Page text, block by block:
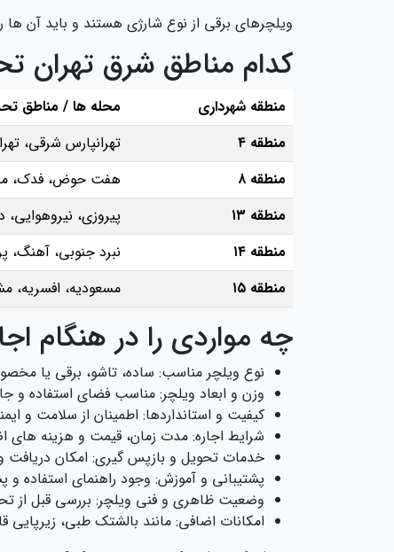
ویلچرهای برقی از نوع شارژی هستند و باید آن
کدام مناطق شرق تهران
منطقه شهرداری
محله‌ ها / مناطق
منطقه ۴
تهرانپارس شرقی،
منطقه ۸
هفت‌ حوض، فدک،
منطقه ۱۳
پیروزی، نیروهوایی،
منطقه ۱۴
نبرد جنوبی، آهنگ،
منطقه ۱۵
مسعودیه، افسریه،
چه مواردی را در هنگام
نوع ویلچر مناسب: ساده، تاشو، برقی یا
وزن و ابعاد ویلچر: مناسب فضای استفاده و
کیفیت و استانداردها: اطمینان از سلامت و
شرایط اجاره: مدت زمان، قیمت و هزینه‌ های
خدمات تحویل و بازپس‌ گیری: امکان
پشتیبانی و آموزش: وجود راهنمای استفاده و
وضعیت ظاهری و فنی ویلچر: بررسی قبل از
امکانات اضافی: مانند بالشتک طبی، زیرپایی